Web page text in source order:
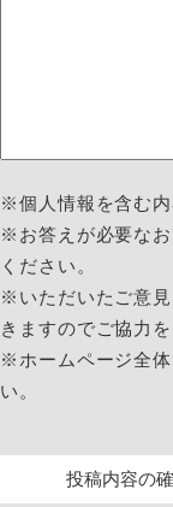
※個人情報を含む内
※お答えが必要な
ください。
※いただいたご意
きますのでご協力
※ホームページ全体
い。